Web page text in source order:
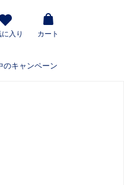
に入り カート
のキャンペーン